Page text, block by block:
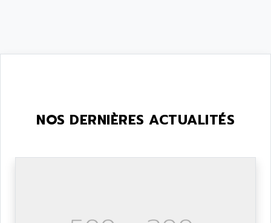
NOS DERNIÈRES ACTUALITÉS